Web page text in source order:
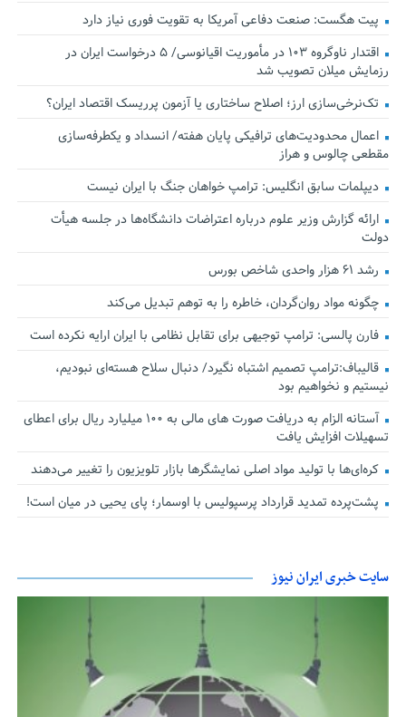
پیت هگست: صنعت دفاعی آمریکا به تقویت فوری نیاز دارد
اقتدار ناوگروه ۱۰۳ در مأموریت‌ اقیانوسی/ ۵ درخواست ایران در
رزمایش میلان تصویب شد
تک‌نرخی‌سازی ارز؛ اصلاح ساختاری یا آزمون پرریسک اقتصاد ایران؟
اعمال محدودیت‌های ترافیکی پایان هفته/ انسداد و یکطرفه‌سازی
مقطعی چالوس و هراز
دیپلمات سابق انگلیس:‌ ترامپ خواهان جنگ با ایران نیست
ارائه گزارش وزیر علوم درباره اعتراضات دانشگاه‌ها در جلسه هیأت
دولت
رشد ۶۱ هزار واحدی شاخص بورس
چگونه مواد روان‌گردان، خاطره را به توهم تبدیل می‌کند
فارن پالسی: ترامپ توجیهی برای تقابل نظامی با ایران ارایه نکرده است
قالیباف:ترامپ تصمیم اشتباه نگیرد/ دنبال سلاح هسته‌ای نبودیم،
نیستیم و نخواهیم بود
آستانه الزام به دریافت صورت های مالی به ۱۰۰ میلیارد ریال برای اعطای
تسهیلات افزایش یافت
کره‌ای‌ها با تولید مواد اصلی نمایشگرها بازار تلویزیون را تغییر می‌دهند
پشت‌پرده تمدید قرارداد پرسپولیس با اوسمار؛ پای یحیی در میان است!
سایت خبری ایران نیوز